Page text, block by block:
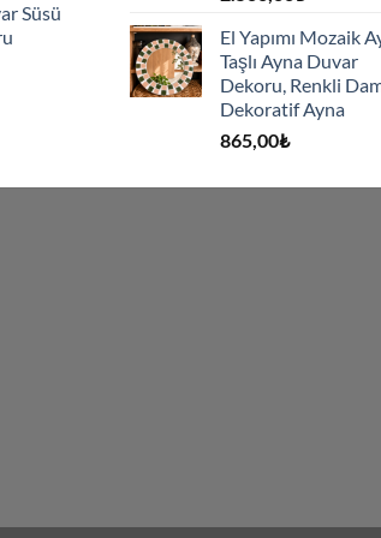
Süsü
El Yapımı Mozaik
Taşlı Ayna Duvar
Dekoru, Renkli
Dekoratif Ayna
865,00₺